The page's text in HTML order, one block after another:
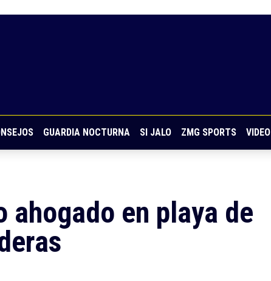
GUARDIA NOCTURNA SI JALO ZMG SPORTS VIDEO
ahogado en playa de